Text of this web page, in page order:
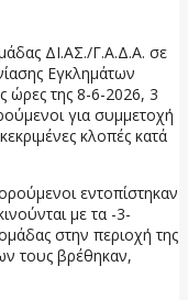
ΔΙ.ΑΣ./Γ.Α.Δ.Α. σε
Εγκλημάτων
ώρες της 8-6-2026, 3
για συμμετοχή
κλοπές κατά
εντοπίστηκαν
με τα -3-
στην περιοχή της
τους βρέθηκαν,